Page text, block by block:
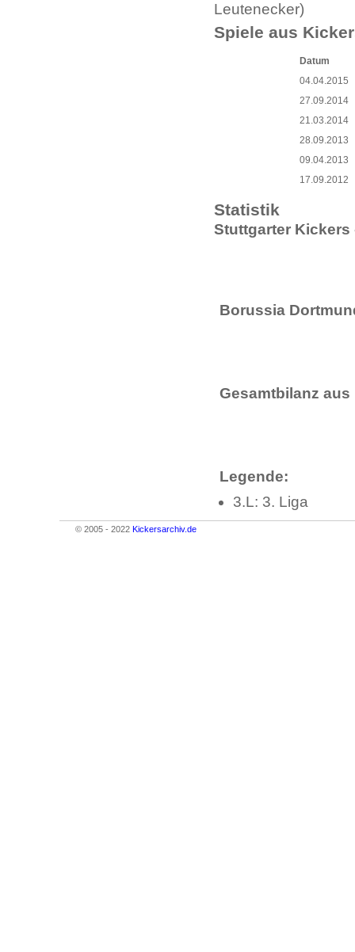
Leutenecker)
Spiele aus
Datum
04.04.2015
27.09.2014
21.03.2014
28.09.2013
09.04.2013
17.09.2012
Statistik
Stuttgarter Kickers
Borussia
Gesamtbilanz
Legende:
3.L: 3. Liga
© 2005 - 2022 Kickersarchiv.de